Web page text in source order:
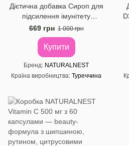
Дієтична добавка Сироп для
підсилення імунітету
Naturalnest, 150 мл
669 грн 1 000 грн
Купити
Бренд NATURALNEST
Країна виробництва Туреччина